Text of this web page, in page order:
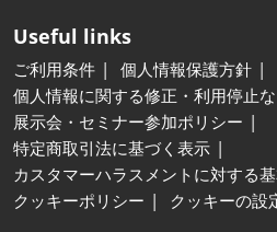
Useful links
ご利用条件
個人情報保護方針
個人情報に関する修正・利用停止
展示会・セミナー参加ポリシー
特定商取引法に基づく表示
カスタマーハラスメントに対する
クッキーポリシー
クッキーの設